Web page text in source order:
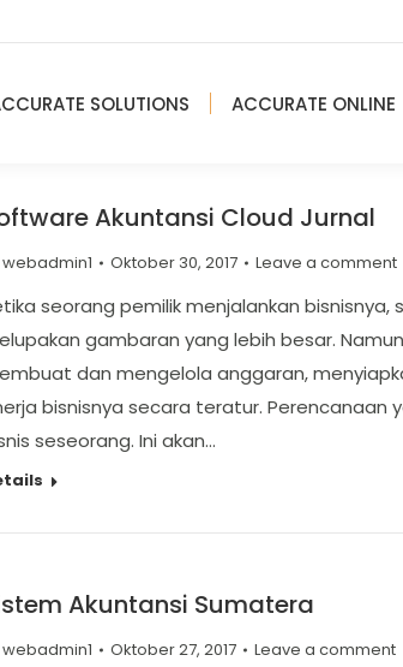
SOLUTIONS ACCURATE ONLINE
Akuntansi Cloud Jurnal
webadmin1 Oktober 30, 2017 Leave a comment
seorang pemilik menjalankan
gambaran yang lebih besar.
dan mengelola anggaran,
bisnisnya secara teratur.
seseorang. Ini akan…
Akuntansi Sumatera
webadmin1 Oktober 27, 2017 Leave a comment